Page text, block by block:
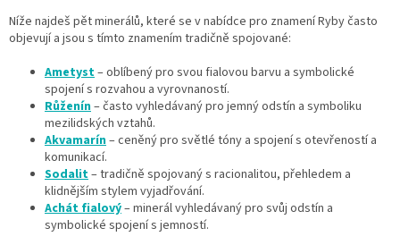
p
i
u
Níže najdeš pět minerálů, které se v nabídce pro znamení Ryby často
objevují a jsou s tímto znamením tradičně spojované:
Ametyst– oblíbený pro svou fialovou barvu a symbolické
spojení s rozvahou a vyrovnaností.
Růženín– často vyhledávaný pro jemný odstín a symboliku
mezilidských vztahů.
Akvamarín– ceněný pro světlé tóny a spojení s otevřeností a
komunikací.
Sodalit– tradičně spojovaný s racionalitou, přehledem a
klidnějším stylem vyjadřování.
Achát fialový– minerál vyhledávaný pro svůj odstín a
symbolické spojení s jemností.